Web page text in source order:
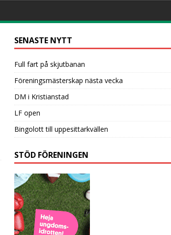
SENASTE NYTT
Full fart på skjutbanan
Föreningsmästerskap nästa vecka
DM i Kristianstad
LF open
Bingolott till uppesittarkvällen
STÖD FÖRENINGEN